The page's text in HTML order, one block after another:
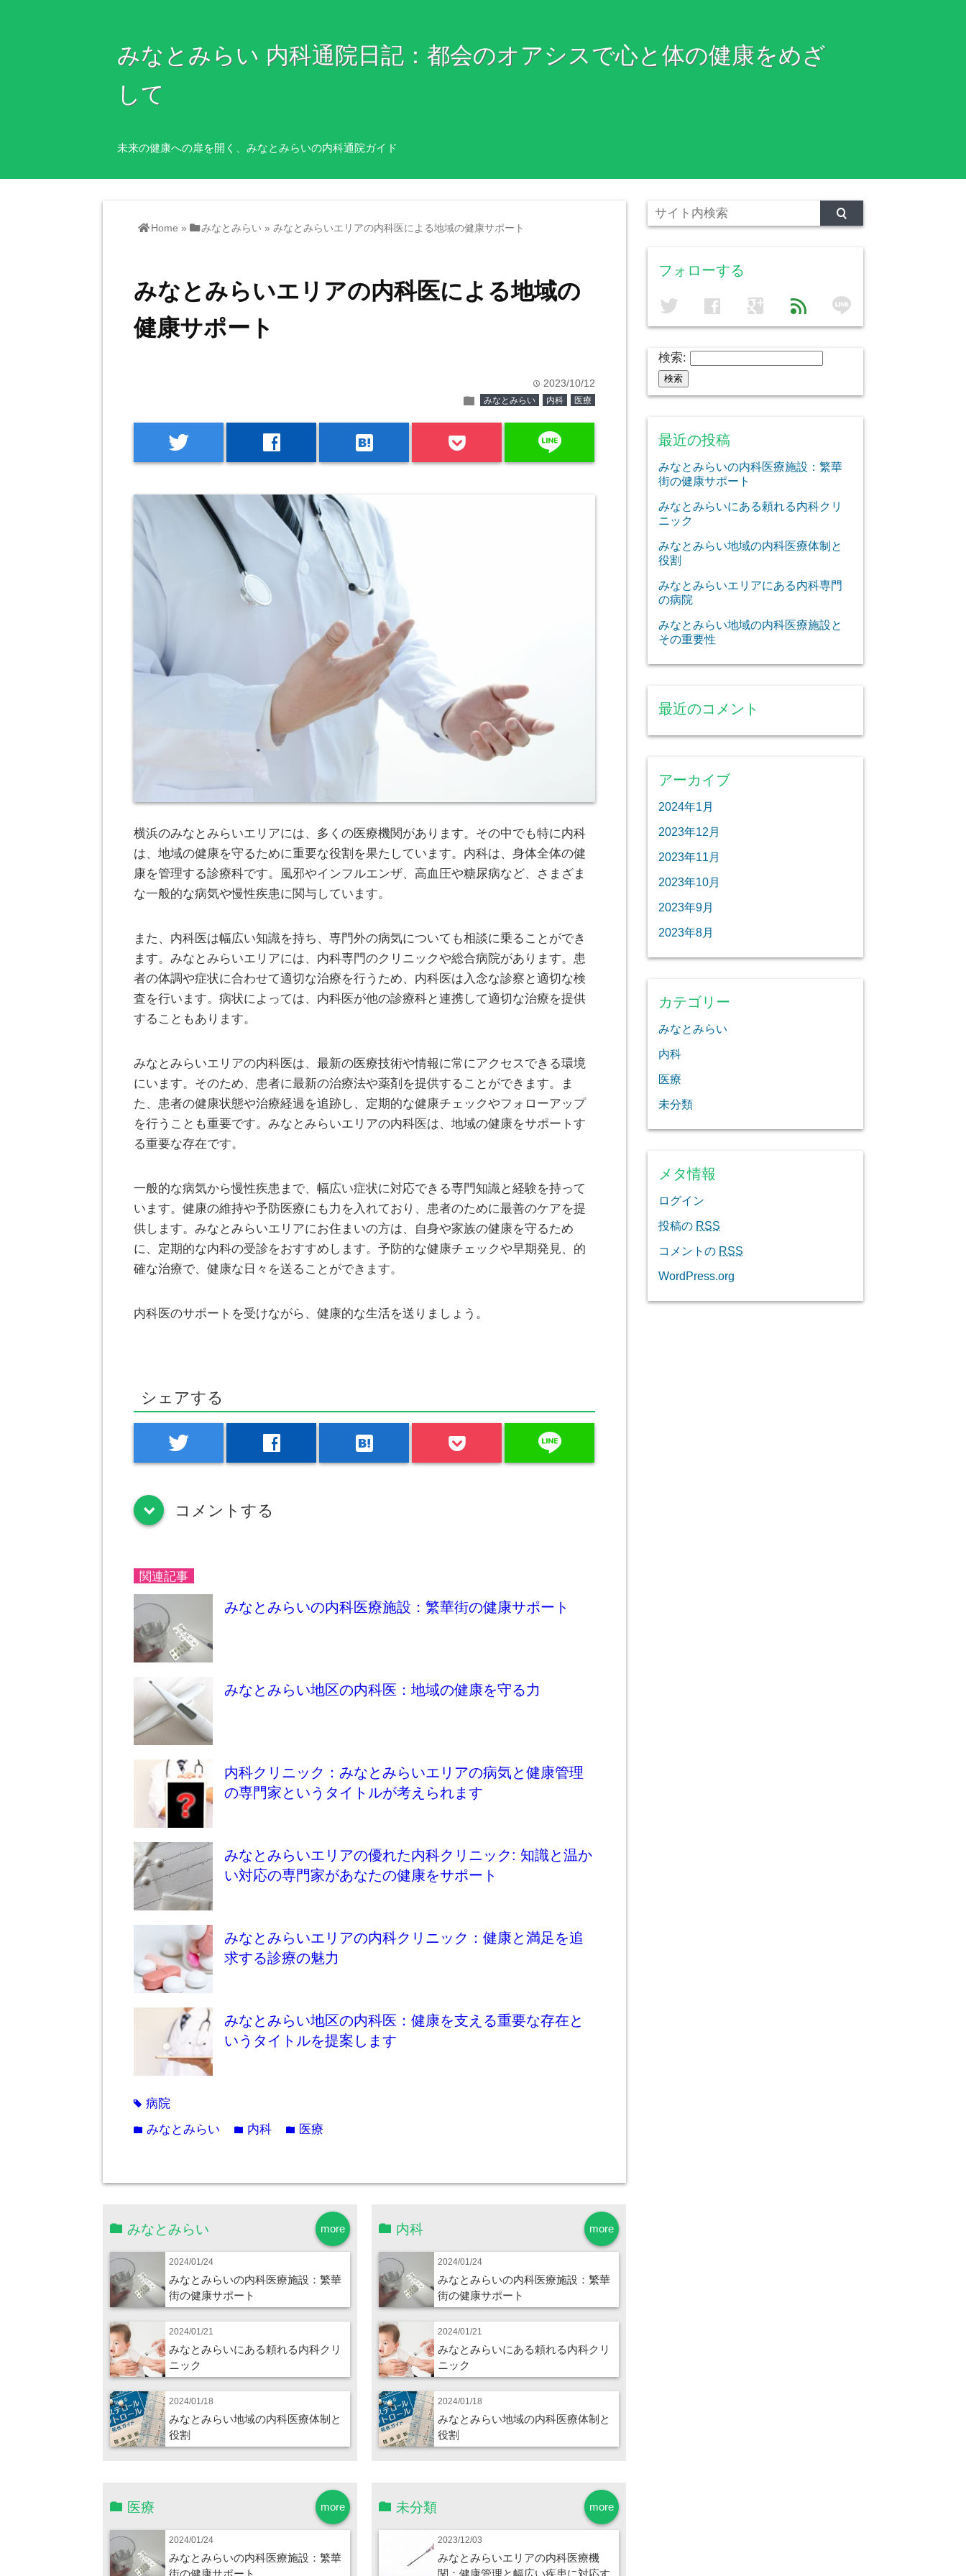
みなとみらい 内科通院日記：都会のオアシスで心と体の健康をめざ
して
未来の健康への扉を開く、みなとみらいの内科通院ガイド
Home » みなとみらい » みなとみらいエリアの内科医による地域の健康サポート
みなとみらいエリアの内科医による地域の
健康サポート
time 2023/10/12
folder みなとみらい 内科 医療
twitter facebook hatenabookmark line
横浜のみなとみらいエリアには、多くの医療機関があります。 その中でも特に内科
は、地域の健康を守るために重要な役割を果たしています。内科は、身体全体の健
康を管理する診療科です。風邪やインフルエンザ、高血圧や糖尿病など、さまざま
な一般的な病気や慢性疾患に関与しています。
また、内科医は幅広い知識を持ち、専門外の病気についても相談に乗ることができ
ます。みなとみらいエリアには、内科専門のクリニックや総合病院があります。患
者の体調や症状に合わせて適切な治療を行うため、内科医は入念な診察と適切な検
査を行います。病状によっては、内科医が他の診療科と連携して適切な治療を提供
することもあります。
みなとみらいエリアの内科医は、最新の医療技術や情報に常にアクセスできる環境
にいます。そのため、患者に最新の治療法や薬剤を提供することができます。ま
た、患者の健康状態や治療経過を追跡し、定期的な健康チェックやフォローアップ
を行うことも重要です。みなとみらいエリアの内科医は、地域の健康をサポートす
る重要な存在です。
一般的な病気から慢性疾患まで、幅広い症状に対応できる専門知識と経験を持って
います。健康の維持や予防医療にも力を入れており、患者のために最善のケアを提
供します。みなとみらいエリアにお住まいの方は、自身や家族の健康を守るため
に、定期的な内科の受診をおすすめします。予防的な健康チェックや早期発見、的
確な治療で、健康な日々を送ることができます。
内科医のサポートを受けながら、健康的な生活を送りましょう。
シェアする
twitter facebook hatenabookmark line
down コメントする
関連記事
みなとみらいの内科医療施設：繁華街の健康サポート
みなとみらい地区の内科医：地域の健康を守る力
内科クリニック：みなとみらいエリアの病気と健康管理
の専門家というタイトルが考えられます
みなとみらいエリアの優れた内科クリニック: 知識と温か
い対応の専門家があなたの健康をサポート
みなとみらいエリアの内科クリニック：健康と満足を追
求する診療の魅力
みなとみらい地区の内科医：健康を支える重要な存在と
いうタイトルを提案します
tag 病院
folder みなとみらい folder 内科 folder 医療
more
みなとみらい
2024/01/24
みなとみらいの内科医療施設：繁華
街の健康サポート
2024/01/21
みなとみらいにある頼れる内科クリ
ニック
2024/01/18
みなとみらい地域の内科医療体制と
役割
more
内科
2024/01/24
みなとみらいの内科医療施設：繁華
街の健康サポート
2024/01/21
みなとみらいにある頼れる内科クリ
ニック
2024/01/18
みなとみらい地域の内科医療体制と
役割
more
医療
2024/01/24
みなとみらいの内科医療施設：繁華
街の健康サポート
more
未分類
2023/12/03
みなとみらいエリアの内科医療機
関：健康管理と幅広い疾患に対応す
フォローする
twitter facebook google feed line
検索:
最近の投稿
みなとみらいの内科医療施設：繁華
街の健康サポート
みなとみらいにある頼れる内科クリ
ニック
みなとみらい地域の内科医療体制と
役割
みなとみらいエリアにある内科専門
の病院
みなとみらい地域の内科医療施設と
その重要性
最近のコメント
アーカイブ
2024年1月
2023年12月
2023年11月
2023年10月
2023年9月
2023年8月
カテゴリー
みなとみらい
内科
医療
未分類
メタ情報
ログイン
投稿の RSS
コメントの RSS
WordPress.org